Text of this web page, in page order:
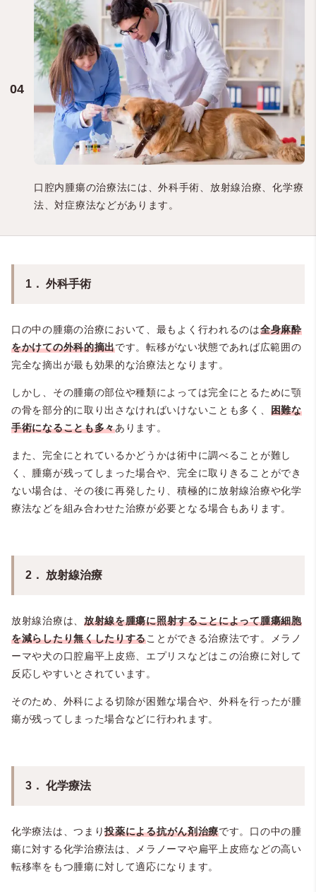
口腔内腫瘍の治療法には、外科手術、放射線治療、化学療
法、対症療法などがあります。
1． 外科手術
口の中の腫瘍の治療において、最もよく行われるのは全身麻酔
をかけての外科的摘出です。転移がない状態であれば広範囲の
完全な摘出が最も効果的な治療法となります。
しかし、その腫瘍の部位や種類によっては完全にとるために顎
の骨を部分的に取り出さなければいけないことも多く、 困難な
手術になることも多々あります。
また、完全にとれているかどうかは術中に調べることが難し
く、腫瘍が残ってしまった場合や、完全に取りきることができ
ない場合は、その後に再発したり、積極的に放射線治療や化学
療法などを組み合わせた治療が必要となる場合もあります。
2． 放射線治療
放射線治療は、 放射線を腫瘍に照射することによって腫瘍細胞
を減らしたり無くしたりすることができる治療法です。メラノ
ーマや犬の口腔扁平上皮癌、エプリスなどはこの治療に対して
反応しやすいとされています。
そのため、外科による切除が困難な場合や、外科を行ったが腫
瘍が残ってしまった場合などに行われます。
3． 化学療法
化学療法は、つまり投薬による抗がん剤治療です。口の中の腫
瘍に対する化学治療法は、メラノーマや扁平上皮癌などの高い
転移率をもつ腫瘍に対して適応になります。